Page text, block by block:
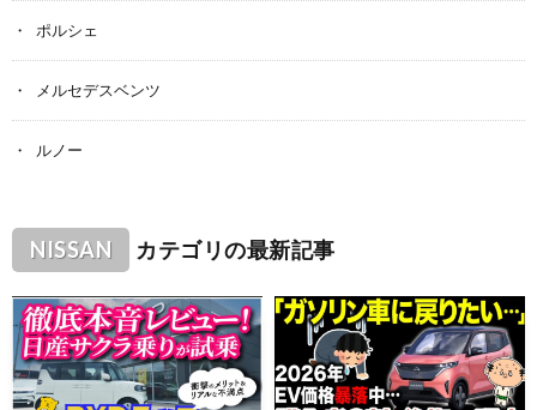
ポルシェ
メルセデスベンツ
ルノー
NISSAN カテゴリの最新記事